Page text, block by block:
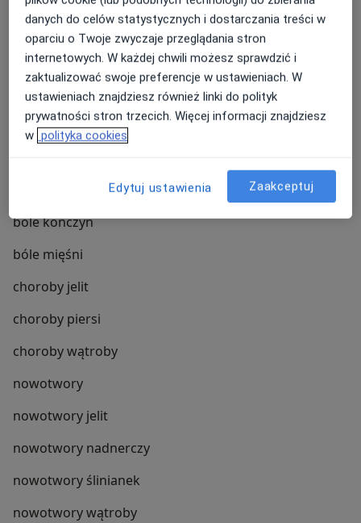
ból miednicy
ból nowotworowy
ból pachwiny
ból ścięgna
ból w klatce piersiowej
bóle kończyn
bóle mięśni
choroby jelit
choroby piersi
choroby wątroby
nowotwory
nowotwory jelit
nowotwory nadnerczy
nowotwory ślinianek
nowotwory wątroby
danych do celów statystycznych i dostarczania treści w
oparciu o Twoje zwyczaje przeglądania stron
internetowych. W każdej chwili możesz sprawdzić i
zaktualizować swoje preferencje w ustawieniach. W
ustawieniach znajdziesz również linki do polityk
prywatności stron trzecich. Więcej informacji znajdziesz
w polityka cookies
Edytuj ustawienia Zaakceptuj